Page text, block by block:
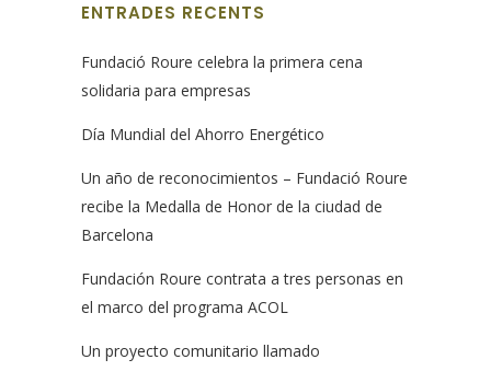
ENTRADES RECENTS
Fundació Roure celebra la primera cena
solidaria para empresas
Día Mundial del Ahorro Energético
Un año de reconocimientos – Fundació Roure
recibe la Medalla de Honor de la ciudad de
Barcelona
Fundación Roure contrata a tres personas en
el marco del programa ACOL
Un proyecto comunitario llamado